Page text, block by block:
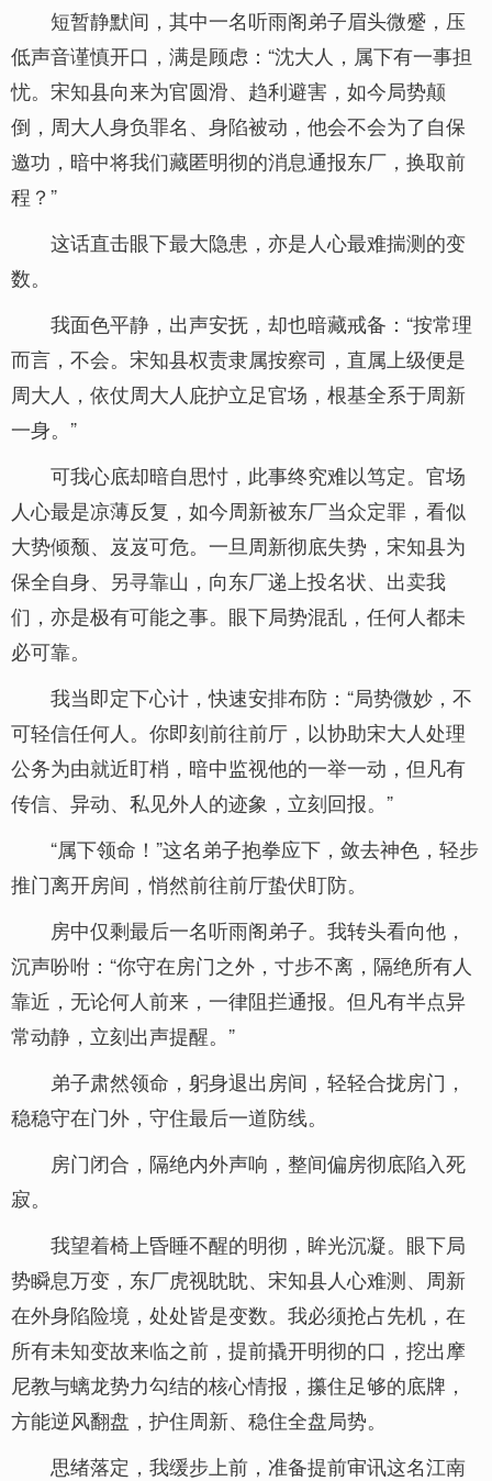
短暂静默间，其中一名听雨阁弟子眉头微蹙，压
低声音谨慎开口，满是顾虑：“沈大人，属下有一事担
忧。宋知县向来为官圆滑、趋利避害，如今局势颠
倒，周大人身负罪名、身陷被动，他会不会为了自保
邀功，暗中将我们藏匿明彻的消息通报东厂，换取前
程？”
这话直击眼下最大隐患，亦是人心最难揣测的变
数。
我面色平静，出声安抚，却也暗藏戒备：“按常理
而言，不会。宋知县权责隶属按察司，直属上级便是
周大人，依仗周大人庇护立足官场，根基全系于周新
一身。”
可我心底却暗自思忖，此事终究难以笃定。官场
人心最是凉薄反复，如今周新被东厂当众定罪，看似
大势倾颓、岌岌可危。一旦周新彻底失势，宋知县为
保全自身、另寻靠山，向东厂递上投名状、出卖我
们，亦是极有可能之事。眼下局势混乱，任何人都未
必可靠。
我当即定下心计，快速安排布防：“局势微妙，不
可轻信任何人。你即刻前往前厅，以协助宋大人处理
公务为由就近盯梢，暗中监视他的一举一动，但凡有
传信、异动、私见外人的迹象，立刻回报。”
“属下领命！”这名弟子抱拳应下，敛去神色，轻步
推门离开房间，悄然前往前厅蛰伏盯防。
房中仅剩最后一名听雨阁弟子。我转头看向他，
沉声吩咐：“你守在房门之外，寸步不离，隔绝所有人
靠近，无论何人前来，一律阻拦通报。但凡有半点异
常动静，立刻出声提醒。”
弟子肃然领命，躬身退出房间，轻轻合拢房门，
稳稳守在门外，守住最后一道防线。
房门闭合，隔绝内外声响，整间偏房彻底陷入死
寂。
我望着椅上昏睡不醒的明彻，眸光沉凝。眼下局
势瞬息万变，东厂虎视眈眈、宋知县人心难测、周新
在外身陷险境，处处皆是变数。我必须抢占先机，在
所有未知变故来临之前，提前撬开明彻的口，挖出摩
尼教与螭龙势力勾结的核心情报，攥住足够的底牌，
方能逆风翻盘，护住周新、稳住全盘局势。
思绪落定，我缓步上前，准备提前审讯这名江南